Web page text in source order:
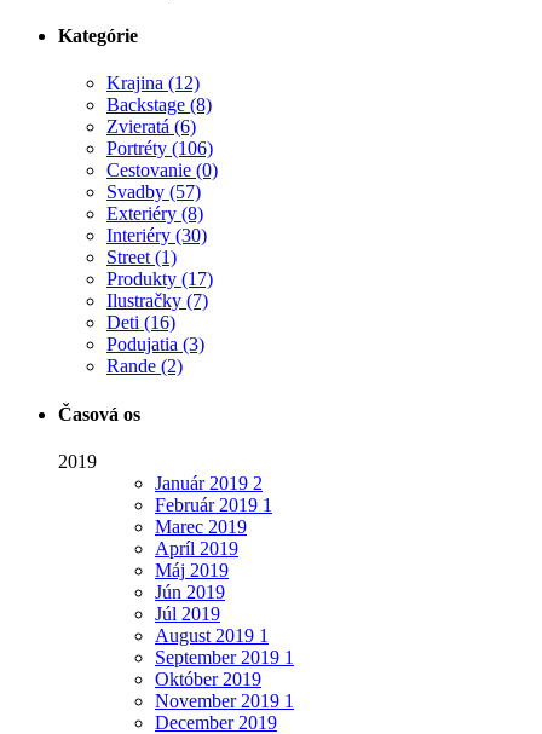
Kategórie
Krajina (12)
Backstage (8)
Zvieratá (6)
Portréty (106)
Cestovanie (0)
Svadby (57)
Exteriéry (8)
Interiéry (30)
Street(1)
Produkty (17)
Ilustračky (7)
Deti (16)
Podujatia (3)
Rande (2)
Časová os
2019
Január2019 2
Február2019 1
Marec 2019
Apríl 2019
Máj 2019
Jún 2019
Júl 2019
August 2019 1
September2019 1
Október2019
November2019 1
December2019